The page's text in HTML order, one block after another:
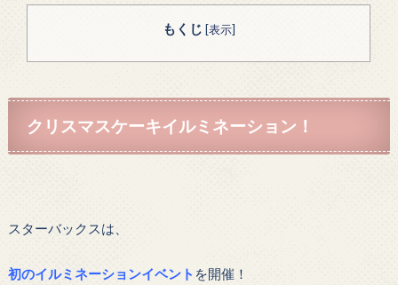
もくじ [表示]
クリスマスケーキイルミネーション！
スターバックスは、
初のイルミネーションイベント を開催！